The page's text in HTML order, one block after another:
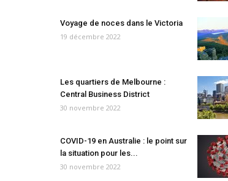
Voyage de noces dans le Victoria
19 décembre 2022
Les quartiers de Melbourne :
Central Business District
30 novembre 2022
COVID-19 en Australie : le point sur
la situation pour les...
30 novembre 2022